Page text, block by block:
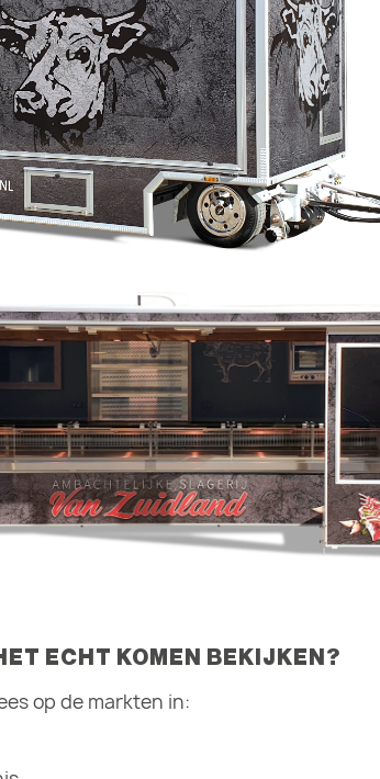
ECHT KOMEN BEKIJKEN?
op de markten in: